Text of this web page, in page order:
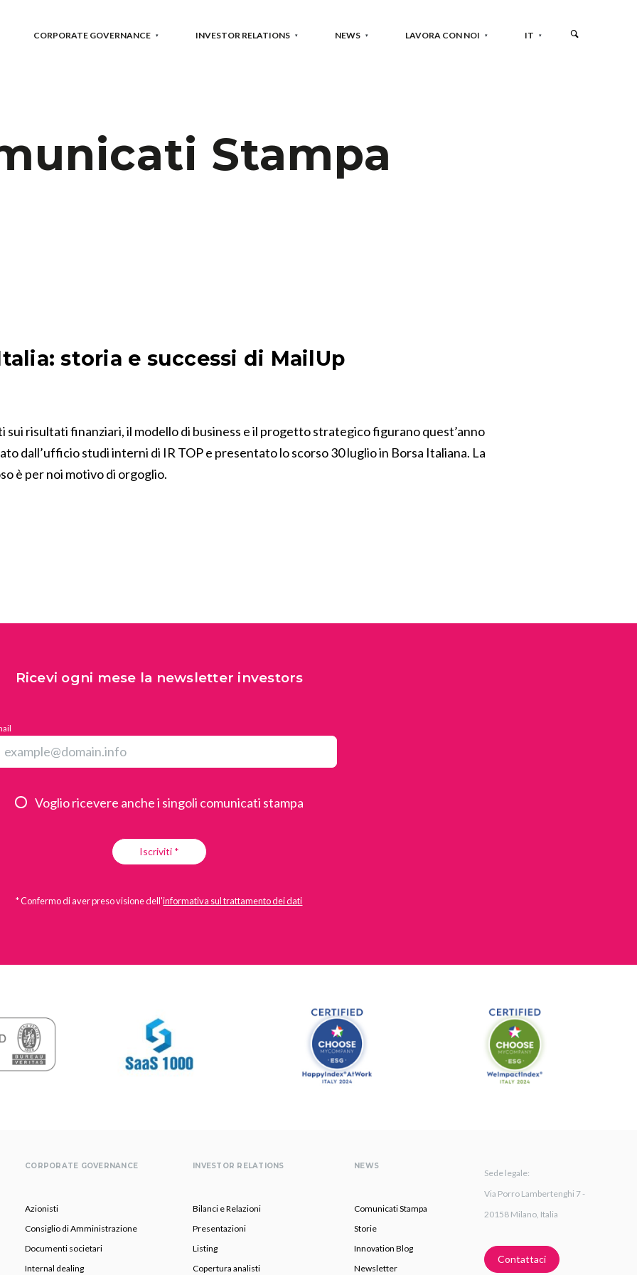
CORPORATE GOVERNANCE INVESTOR RELATIONS NEWS LAVORA CON NOI IT
Stampa
storia e successi di MailUp
risultati finanziari, il modello di business e il progetto strategico figurano quest’anno
dall’ufficio studi interni di IR TOP e presentato lo scorso 30 luglio in Borsa Italiana. La
è per noi motivo di orgoglio.
Ricevi ogni mese la newsletter investors
Voglio ricevere anche i singoli comunicati stampa
Iscriviti *
* Confermo di aver preso visione dell'informativa sul trattamento dei dati
CORPORATE GOVERNANCE
Azionisti
Consiglio di Amministrazione
Documenti societari
Internal dealing
INVESTOR RELATIONS
Bilanci e Relazioni
Presentazioni
Listing
Copertura analisti
NEWS
Comunicati Stampa
Storie
Innovation Blog
Newsletter
Sede legale:
Via Porro Lambertenghi 7 -
20158 Milano, Italia
Contattaci